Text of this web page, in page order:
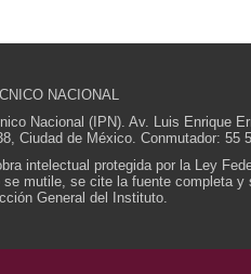
NACIONAL
Nacional (IPN). Av. Luis Enrique
Ciudad de México. Conmutador: 55
intelectual protegida por la Ley
mutile, se cite la fuente completa
General del Instituto.